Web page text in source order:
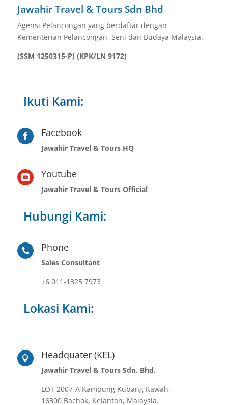
Jawahir Travel & Tours Sdn Bhd
Agensi Pelancongan yang berdaftar dengan
Kementerian Pelancongan, Seni dan Budaya Malaysia.
(SSM 1250315-P) (KPK/LN 9172)
Ikuti Kami:
 Facebook
Jawahir Travel & Tours HQ
 Youtube
Jawahir Travel & Tours Official
Hubungi Kami:
 Phone
Sales Consultant
+6 011-1325 7973
Lokasi Kami:
 Headquater (KEL)
Jawahir Travel & Tours Sdn. Bhd.
LOT 2007-A Kampung Kubang Kawah,
16300 Bachok, Kelantan, Malaysia.